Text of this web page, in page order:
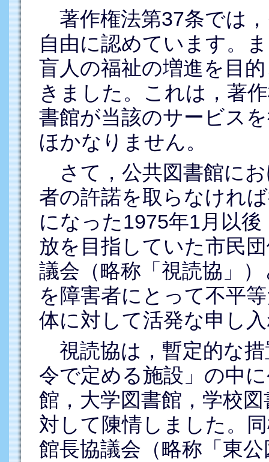
著作権法第37条では
自由に認めています。
盲人の福祉の増進を目
きました。これは，著
書館が当該のサービス
ほかなりません。
さて，公共図書館に
者の許諾を取らなけれ
になった1975年1月以
放を目指していた市民
議会（略称「視読協」
を障害者にとって不平
体に対して活発な申し
視読協は，暫定的な
令で定める施設」の中
館，大学図書館，学校
対して陳情しました。
館長協議会（略称「東